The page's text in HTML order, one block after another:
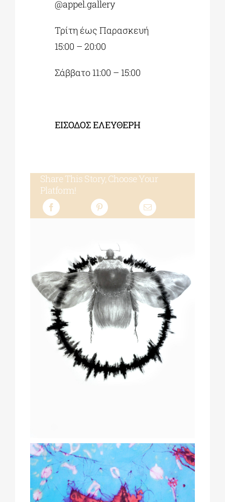
@appel.gallery
Τρίτη έως Παρασκευή
15:00 – 20:00
Σάββατο 11:00 – 15:00
ΕΙΣΟΔΟΣ ΕΛΕΥΘΕΡΗ
Share This Story, Choose Your
Platform!